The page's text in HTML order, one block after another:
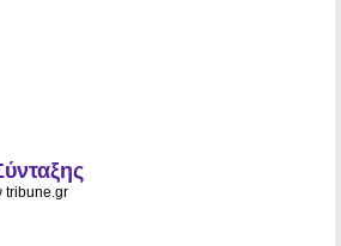
tribune.gr